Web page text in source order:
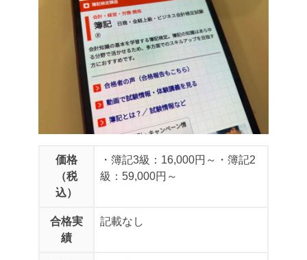
価格
（税
込）
・簿記3級：16,000円～ ・簿記2
級：59,000円～
合格実
績
記載なし